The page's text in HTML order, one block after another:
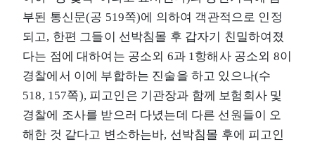
부된 통신문(공 519쪽)에 의하여 객관적으로 인정
되고, 한편 그들이 선박침몰 후 갑자기 친밀하여졌
다는 점에 대하여는 공소외 6과 1항해사 공소외 8이
경찰에서 이에 부합하는 진술을 하고 있으나(수
518, 157쪽), 피고인은 기관장과 함께 보험회사 및
경찰에 조사를 받으러 다녔는데 다른 선원들이 오
해한 것 같다고 변소하는바, 선박침몰 후에 피고인